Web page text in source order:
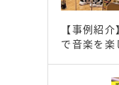
【事例紹
で音楽を楽